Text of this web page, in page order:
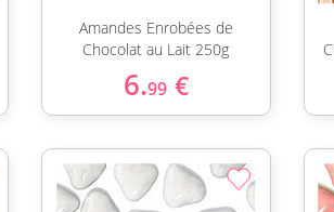
Amandes Enrobées de
Chocolat au Lait 250g
6.99 €